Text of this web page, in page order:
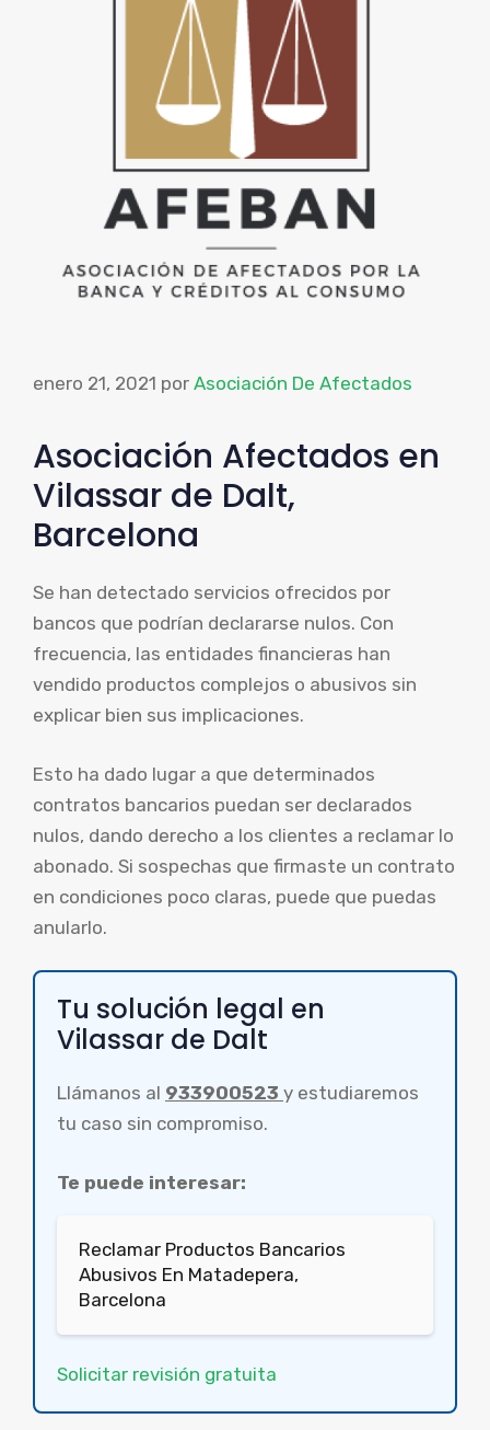
enero 21, 2021 por Asociación De Afectados
Asociación Afectados en
Vilassar de Dalt,
Barcelona
Se han detectado servicios ofrecidos por
bancos que podrían declararse nulos. Con
frecuencia, las entidades financieras han
vendido productos complejos o abusivos sin
explicar bien sus implicaciones.
Esto ha dado lugar a que determinados
contratos bancarios puedan ser declarados
nulos, dando derecho a los clientes a reclamar lo
abonado. Si sospechas que firmaste un contrato
en condiciones poco claras, puede que puedas
anularlo.
Tu solución legal en
Vilassar de Dalt
Llámanos al 933900523 y estudiaremos
tu caso sin compromiso.
Te puede interesar:
Reclamar Productos Bancarios
Abusivos En Matadepera,
Barcelona
Solicitar revisión gratuita